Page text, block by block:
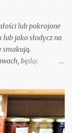
lub pokrojone
lub jako słodycz na
smakują.
będąc